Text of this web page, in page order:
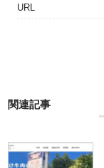
URL
関連記事